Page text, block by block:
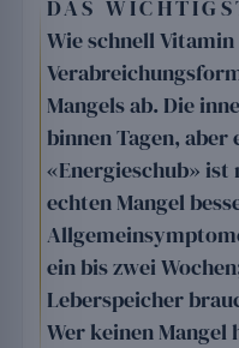
DAS
Wie schnell
Mangels ab. Die
binnen Tagen,
«Energieschub» ist
echten Mangel
ein bis zwei
Leberspeicher
Wer keinen